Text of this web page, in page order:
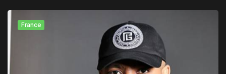
France